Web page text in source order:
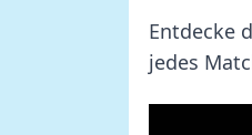
Entdecke
jedes